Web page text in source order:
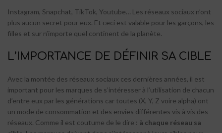
Instagram, Snapchat, TikTok, Youtube… Les réseaux sociaux n’ont
plus aucun secret pour eux. Et ceci est valable pour les garçons, les
filles et sur n’importe quel continent de la planète.
L’IMPORTANCE DE DÉFINIR SA CIBLE
Avec la montée des réseaux sociaux ces dernières années, il est
important pour les marques de s’intéresser à l’utilisation de chacun
d’entre eux par les générations car toutes (X, Y, Z voire alpha) ont
un mode de consommation et des envies différentes vis à vis des
réseaux. Comme il est coutume de le dire : à chaque réseau sa